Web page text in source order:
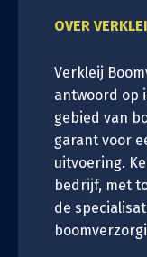
OVER
Verkleij
antwoord op
gebied van
garant voor
uitvoering.
bedrijf, met
de